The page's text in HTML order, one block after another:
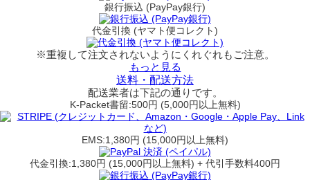
銀行振込 (PayPay銀行)
代金引換 (ヤマト便コレクト)
※重複して注文されないようにくれぐれもご注意。
もっと見る
送料・配送方法
配送業者は下記の通りです。
K-Packet書留:500円 (5,000円以上無料)
EMS:1,380円 (15,000円以上無料)
代金引換:1,380円 (15,000円以上無料) + 代引手数料400円